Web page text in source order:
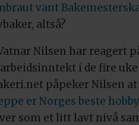
vant
altså?
Nilsen har reagert
i de fire
påpeker Nilsen
er Norges beste
som et litt lavt nivå